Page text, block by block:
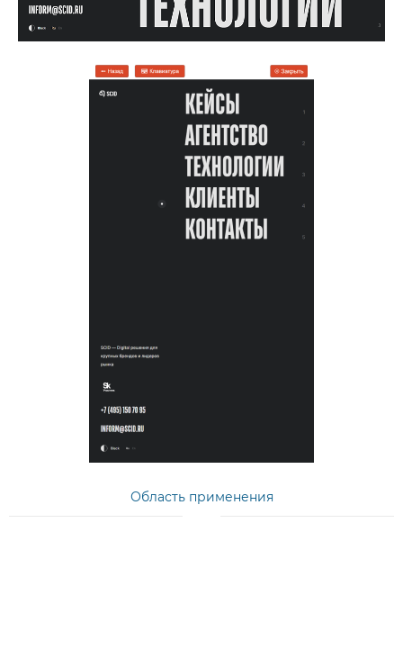
Область применения